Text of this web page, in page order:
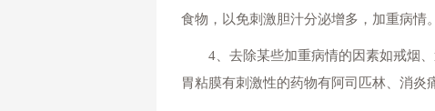
食物，以免刺激胆汁分泌增多，加重病情
4、去除某些加重病情的因素如戒烟、
胃粘膜有刺激性的药物有阿司匹林、消炎